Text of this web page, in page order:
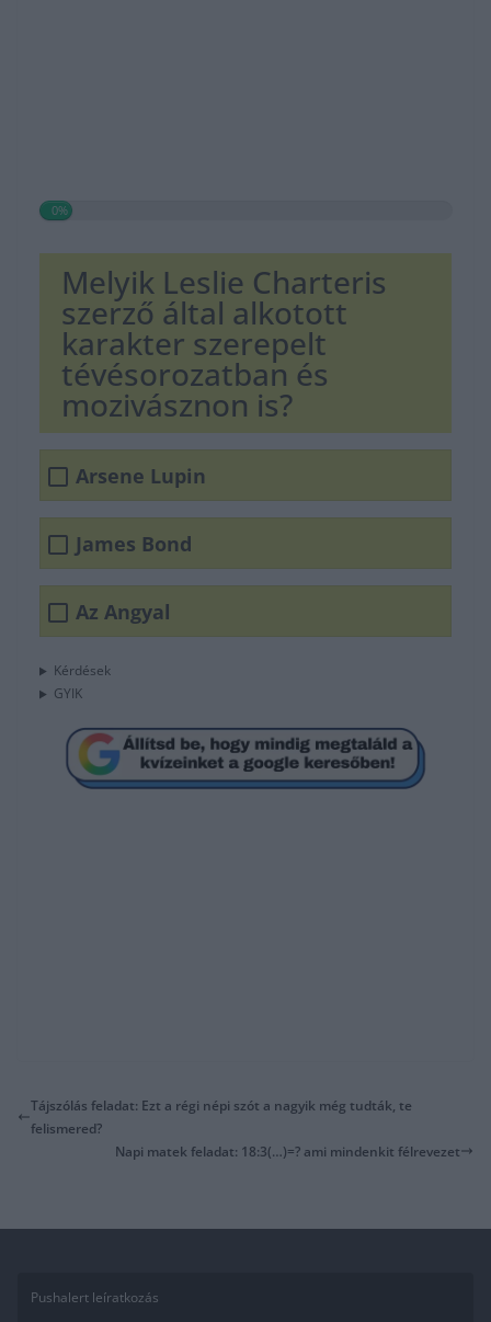
0%
Melyik Leslie Charteris
szerző által alkotott
karakter szerepelt
tévésorozatban és
mozivásznon is?
Arsene Lupin
James Bond
Az Angyal
Kérdések
GYIK
Tájszólás feladat: Ezt a régi népi szót a nagyik még tudták, te
felismered?
Napi matek feladat: 18:3(…)=? ami mindenkit félrevezet
Pushalert leíratkozás